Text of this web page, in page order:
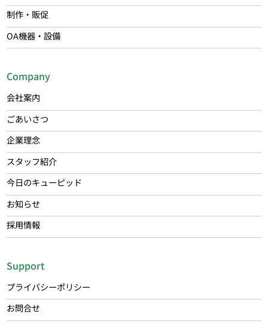
制作・販促
OA機器・設備
Company
会社案内
ごあいさつ
企業理念
スタッフ紹介
今日のキューピッド
お知らせ
採用情報
Support
プライバシーポリシー
お問合せ